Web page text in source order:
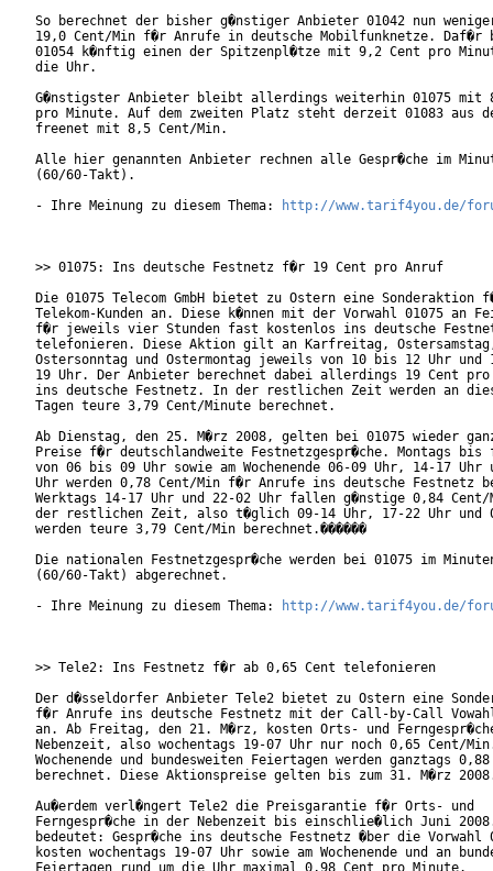
So berechnet der bisher g�nstiger Anbieter 01042 nun
19,0 Cent/Min f�r Anrufe in deutsche Mobilfunknetze. Daf�r
01054 k�nftig einen der Spitzenpl�tze mit 9,2 Cent pro
die Uhr.
G�nstigster Anbieter bleibt allerdings weiterhin 01075 mit
pro Minute. Auf dem zweiten Platz steht derzeit 01083 aus
freenet mit 8,5 Cent/Min.
Alle hier genannten Anbieter rechnen alle Gespr�che im
(60/60-Takt).
- Ihre Meinung zu diesem Thema:
http://www.tarif4you.de/
>> 01075: Ins deutsche Festnetz f�r 19 Cent pro Anruf
Die 01075 Telecom GmbH bietet zu Ostern eine Sonderaktion
Telekom-Kunden an. Diese k�nnen mit der Vorwahl 01075 an
f�r jeweils vier Stunden fast kostenlos ins deutsche
telefonieren. Diese Aktion gilt an Karfreitag,
Ostersonntag und Ostermontag jeweils von 10 bis 12 Uhr und
19 Uhr. Der Anbieter berechnet dabei allerdings 19 Cent
ins deutsche Festnetz. In der restlichen Zeit werden an
Tagen teure 3,79 Cent/Minute berechnet.
Ab Dienstag, den 25. M�rz 2008, gelten bei 01075 wieder
Preise f�r deutschlandweite Festnetzgespr�che. Montags
von 06 bis 09 Uhr sowie am Wochenende 06-09 Uhr, 14-17 Uhr
Uhr werden 0,78 Cent/Min f�r Anrufe ins deutsche Festnetz
Werktags 14-17 Uhr und 22-02 Uhr fallen g�nstige 0,84
der restlichen Zeit, also t�glich 09-14 Uhr, 17-22 Uhr und
werden teure 3,79 Cent/Min berechnet.������
Die nationalen Festnetzgespr�che werden bei 01075 im
(60/60-Takt) abgerechnet.
- Ihre Meinung zu diesem Thema:
http://www.tarif4you.de/
>> Tele2: Ins Festnetz f�r ab 0,65 Cent telefonieren
Der d�sseldorfer Anbieter Tele2 bietet zu Ostern eine
f�r Anrufe ins deutsche Festnetz mit der Call-by-Call
an. Ab Freitag, den 21. M�rz, kosten Orts- und
Nebenzeit, also wochentags 19-07 Uhr nur noch 0,65 Cent/
Wochenende und bundesweiten Feiertagen werden ganztags
berechnet. Diese Aktionspreise gelten bis zum 31. M�rz
Au�erdem verl�ngert Tele2 die Preisgarantie f�r Orts- und
Ferngespr�che in der Nebenzeit bis einschlie�lich Juni
bedeutet: Gespr�che ins deutsche Festnetz �ber die Vorwahl
kosten wochentags 19-07 Uhr sowie am Wochenende und an
Feiertagen rund um die Uhr maximal 0,98 Cent pro Minute.